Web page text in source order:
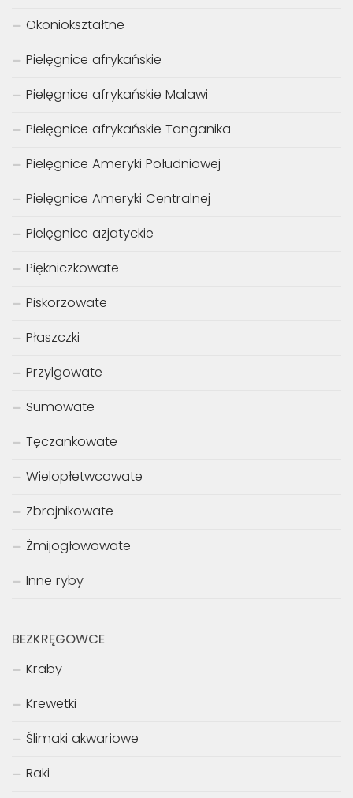
Okoniokształtne
Pielęgnice afrykańskie
Pielęgnice afrykańskie Malawi
Pielęgnice afrykańskie Tanganika
Pielęgnice Ameryki Południowej
Pielęgnice Ameryki Centralnej
Pielęgnice azjatyckie
Piękniczkowate
Piskorzowate
Płaszczki
Przylgowate
Sumowate
Tęczankowate
Wielopłetwcowate
Zbrojnikowate
Żmijogłowowate
Inne ryby
BEZKRĘGOWCE
Kraby
Krewetki
Ślimaki akwariowe
Raki